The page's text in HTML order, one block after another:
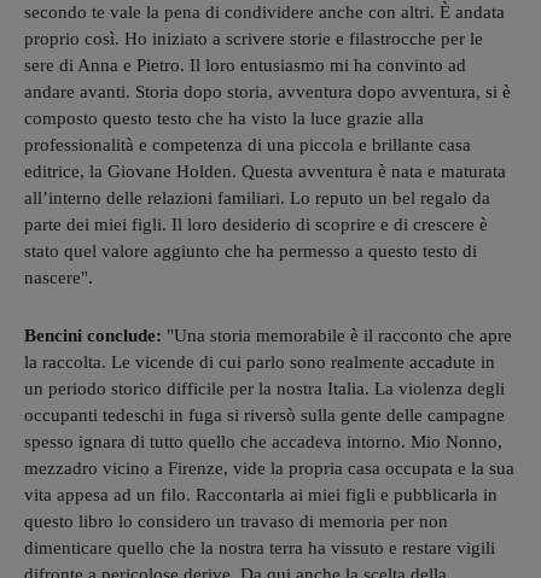
secondo te vale la pena di condividere anche con altri. È andata
proprio così. Ho iniziato a scrivere storie e filastrocche per le
sere di Anna e Pietro. Il loro entusiasmo mi ha convinto ad
andare avanti. Storia dopo storia, avventura dopo avventura, si è
composto questo testo che ha visto la luce grazie alla
professionalità e competenza di una piccola e brillante casa
editrice, la Giovane Holden. Questa avventura è nata e maturata
all’interno delle relazioni familiari. Lo reputo un bel regalo da
parte dei miei figli. Il loro desiderio di scoprire e di crescere è
stato quel valore aggiunto che ha permesso a questo testo di
nascere".
Bencini conclude: "Una storia memorabile è il racconto che apre
la raccolta. Le vicende di cui parlo sono realmente accadute in
un periodo storico difficile per la nostra Italia. La violenza degli
occupanti tedeschi in fuga si riversò sulla gente delle campagne
spesso ignara di tutto quello che accadeva intorno. Mio Nonno,
mezzadro vicino a Firenze, vide la propria casa occupata e la sua
vita appesa ad un filo. Raccontarla ai miei figli e pubblicarla in
questo libro lo considero un travaso di memoria per non
dimenticare quello che la nostra terra ha vissuto e restare vigili
difronte a pericolose derive. Da qui anche la scelta della